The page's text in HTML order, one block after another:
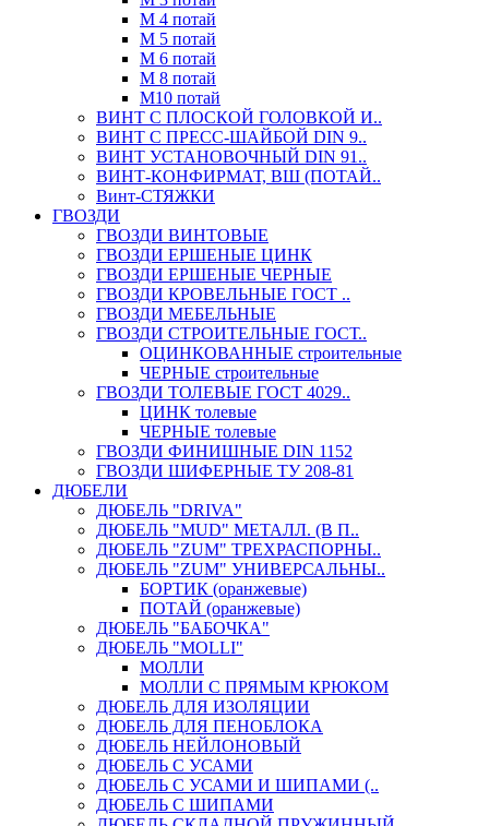
М 4 потай
М 5 потай
М 6 потай
М 8 потай
М10 потай
ВИНТ С ПЛОСКОЙ ГОЛОВКОЙ И..
ВИНТ С ПРЕСС-ШАЙБОЙ DIN 9..
ВИНТ УСТАНОВОЧНЫЙ DIN 91..
ВИНТ-КОНФИРМАТ, ВШ (ПОТАЙ..
Винт-СТЯЖКИ
ГВОЗДИ
ГВОЗДИ ВИНТОВЫЕ
ГВОЗДИ ЕРШЕНЫЕ ЦИНК
ГВОЗДИ ЕРШЕНЫЕ ЧЕРНЫЕ
ГВОЗДИ КРОВЕЛЬНЫЕ ГОСТ ..
ГВОЗДИ МЕБЕЛЬНЫЕ
ГВОЗДИ СТРОИТЕЛЬНЫЕ ГОСТ..
ОЦИНКОВАННЫЕ строительные
ЧЕРНЫЕ строительные
ГВОЗДИ ТОЛЕВЫЕ ГОСТ 4029..
ЦИНК толевые
ЧЕРНЫЕ толевые
ГВОЗДИ ФИНИШНЫЕ DIN 1152
ГВОЗДИ ШИФЕРНЫЕ ТУ 208-81
ДЮБЕЛИ
ДЮБЕЛЬ "DRIVA"
ДЮБЕЛЬ "MUD" МЕТАЛЛ. (В П..
ДЮБЕЛЬ "ZUM" ТРЕХРАСПОРНЫ..
ДЮБЕЛЬ "ZUM" УНИВЕРСАЛЬНЫ..
БОРТИК (оранжевые)
ПОТАЙ (оранжевые)
ДЮБЕЛЬ "БАБОЧКА"
ДЮБЕЛЬ "МOLLI"
МОЛЛИ
МОЛЛИ С ПРЯМЫМ КРЮКОМ
ДЮБЕЛЬ ДЛЯ ИЗОЛЯЦИИ
ДЮБЕЛЬ ДЛЯ ПЕНОБЛОКА
ДЮБЕЛЬ НЕЙЛОНОВЫЙ
ДЮБЕЛЬ С УСАМИ
ДЮБЕЛЬ С УСАМИ И ШИПАМИ (..
ДЮБЕЛЬ С ШИПАМИ